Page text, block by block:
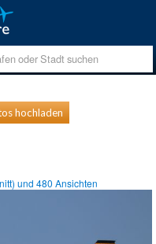
hochladen
und480 Ansichten